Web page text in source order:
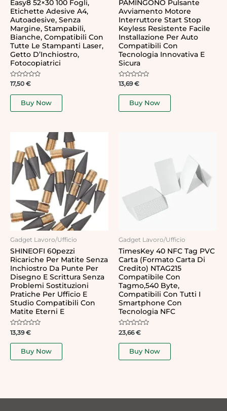
Easy8 52×30 100 Fogli,
Etichette Adesive A4,
Autoadesive, Senza
Margine, Stampabili,
Bianche, Compatibili Con
Tutte Le Stampanti Laser,
Getto D’Inchiostro,
Fotocopiatrici
Rated
out
17,50 €
Buy Now
PAMINGONO Pulsante
Avviamento Motore
Interruttore Start Stop
Keyless Resistente Facile
Installazione Per Auto
Compatibili Con
Tecnologia Innovativa E
Sicura
Rated
out
13,69€
Buy Now
Gadget Lavoro/Ufficio
SHINEOFI 60pezzi
Ricariche Per Matite Senza
Inchiostro Da Punte Per
Disegno E Scrittura Senza
Problemi Sostituzioni
Pratiche Per Ufficio E
Studio Compatibili Con
Matite Eterni E
Rated
0
out
13,39€
Buy Now
Gadget Lavoro/Ufficio
TimesKey 40 NFC Tag PVC
Carta (Formato Carta Di
Credito) NTAG215
Compatibile Con
Tagmo,540 Byte,
Compatibili Con Tutti I
Smartphone Con
Tecnologia NFC
Rated
0
out
23,66€
Buy Now